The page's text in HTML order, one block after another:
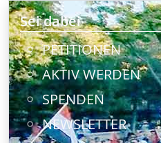
Sei dabei
PETITIONEN
AKTIV WERDEN
SPENDEN
NEWSLETTER